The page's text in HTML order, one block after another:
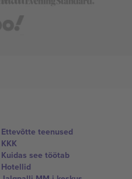
Ettevõtte teenused
KKK
Kuidas see töötab
Hotellid